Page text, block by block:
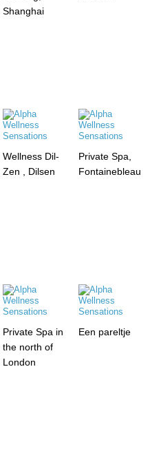
Shanghai
Wellness Dil-
Zen , Dilsen
Private Spa,
Fontainebleau
Private Spa in
the north of
London
Een pareltje